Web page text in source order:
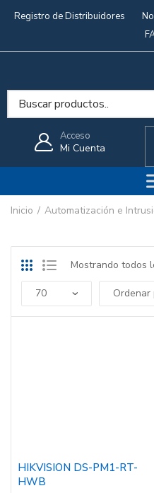
Registro de Distribuidores
Acceso
Mi Cuenta
Inicio Automatización e
Mostrando todos
HIKVISION DS-PM1-RT-
HWB